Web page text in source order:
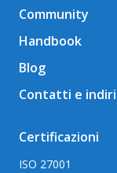
Community
Handbook
Blog
Contatti e
Certificazioni
ISO 27001